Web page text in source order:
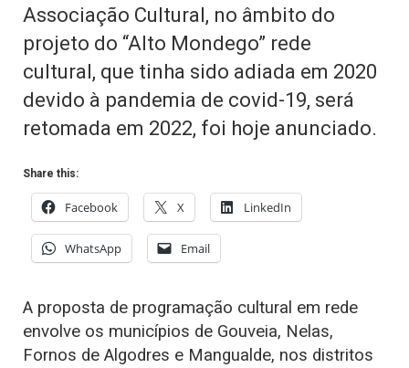
Associação Cultural, no âmbito do
projeto do “Alto Mondego” rede
cultural, que tinha sido adiada em 2020
devido à pandemia de covid-19, será
retomada em 2022, foi hoje anunciado.
Share this:
Facebook X LinkedIn
WhatsApp Email
A proposta de programação cultural em rede
envolve os municípios de Gouveia, Nelas,
Fornos de Algodres e Mangualde, nos distritos